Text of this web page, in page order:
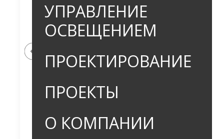
УПРАВЛЕНИЕ
ОСВЕЩЕНИЕМ
ПРОЕКТИРОВАНИЕ
ПРОЕКТЫ
О КОМПАНИИ